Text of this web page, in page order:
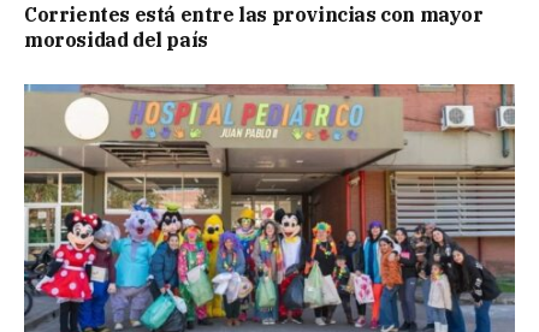
Corrientes está entre las provincias con mayor
morosidad del país